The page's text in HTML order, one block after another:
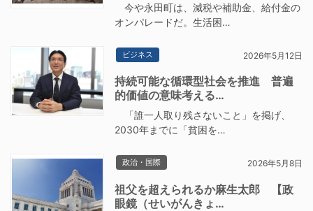
今や永田町は、減税や補助金、給付金の
オンパレードだ。生活困…
ビジネス 2026年5月12日
持続可能な循環型社会を推進 普遍
的価値の意味考える…
「誰一人取り残さないこと」を掲げ、
2030年までに「貧困を…
政治・国際 2026年5月8日
祖父を超えられるか麻生太郎 【政
眼鏡（せいがんきょ…